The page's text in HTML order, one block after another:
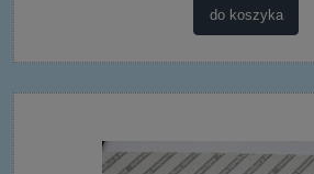
do koszyka